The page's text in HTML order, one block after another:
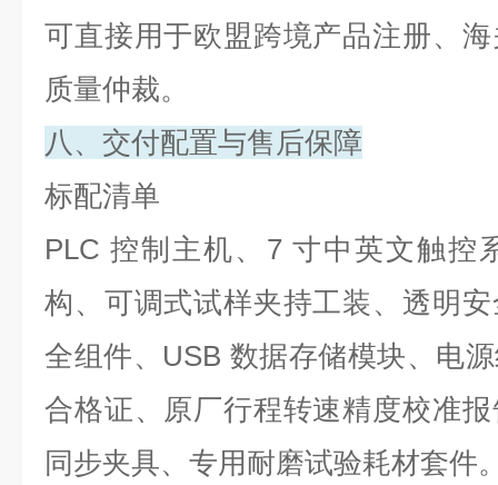
可直接用于欧盟跨境产品注册、
质量仲裁。
八、交付配置与售后保障
标配清单
PLC控制主机、 7 寸中英文触控
构、可调式试样夹持工装、透明
全组件、 USB 数据存储模块、电
合格证、原厂行程转速精度校准
同步夹具、专用耐磨试验耗材套件